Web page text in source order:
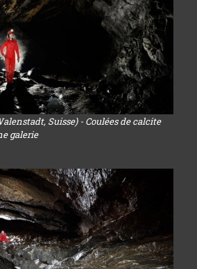
Suisse) - Coulées de calcite
galerie